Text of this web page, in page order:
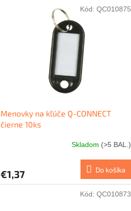
Menovky na kľúče Q-CONNECT
čierne 10ks
Skladom (>5 BAL.)
€1,37 Do košíka
Kód: QC010875
Kód: QC010873